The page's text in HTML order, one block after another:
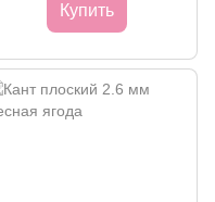
Купить